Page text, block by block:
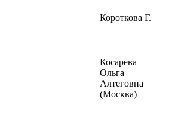
Короткова Г.
Косарева
Ольга
Алтеговна
(Москва)